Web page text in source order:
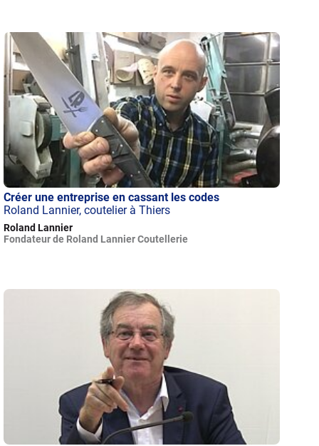
Créer une entreprise en cassant les codes
Roland Lannier, coutelier à Thiers
Roland Lannier
Fondateur de Roland Lannier Coutellerie